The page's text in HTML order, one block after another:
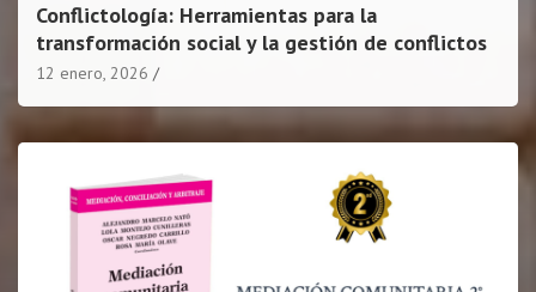
Conflictología: Herramientas para la
transformación social y la gestión de conflictos
12 enero, 2026